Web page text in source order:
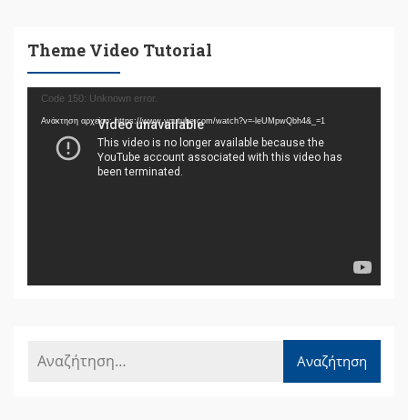
Theme Video Tutorial
Πρόγραμμα
Αναπαραγωγής
Βίντεο
Code 150: Unknown error.
Ανάκτηση αρχείου: https://www.youtube.com/watch?v=-leUMpwQbh4&_=1